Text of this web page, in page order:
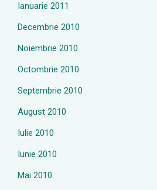
Ianuarie 2011
Decembrie 2010
Noiembrie 2010
Octombrie 2010
Septembrie 2010
August 2010
Iulie 2010
Iunie 2010
Mai 2010